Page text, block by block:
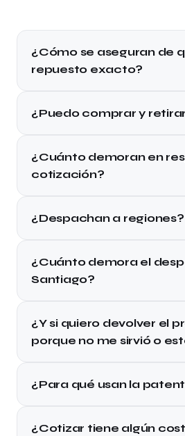
¿Cómo se aseguran de
repuesto exacto?
¿Puedo comprar y
¿Cuánto demoran en
cotización?
¿Despachan a regiones?
¿Cuánto demora el
Santiago?
¿Y si quiero devolver el
porque no me sirvió o
¿Para qué usan la
¿Cotizar tiene algún